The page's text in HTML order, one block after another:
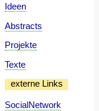
Ideen
Abstracts
Projekte
Texte
externe Links
SocialNetwork